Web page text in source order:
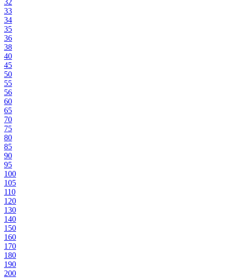
32
33
34
35
36
38
40
45
50
55
56
60
65
70
75
80
85
90
95
100
105
110
120
130
140
150
160
170
180
190
200